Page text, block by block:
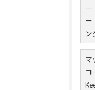
ー
ー
マ
コ